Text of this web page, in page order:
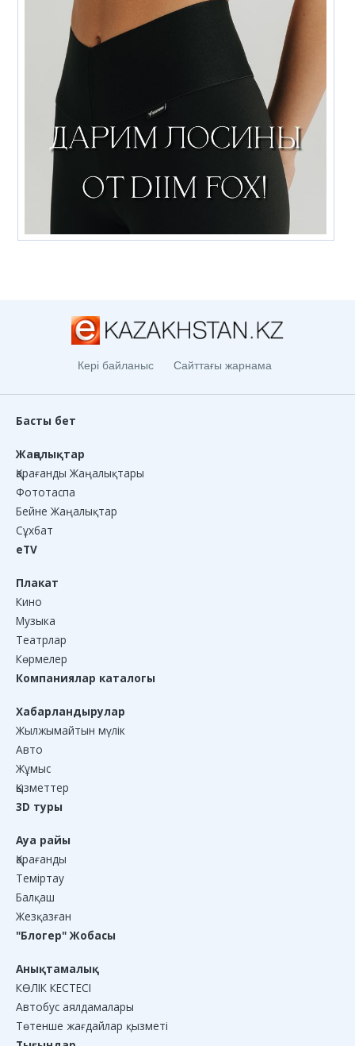
Кері байланыс Сайттағы жарнама
Басты бет
Жаңалықтар
Қарағанды Жаңалықтары
Фототаспа
Бейне Жаңалықтар
Сұхбат
eTV
Плакат
Кино
Музыка
Театрлар
Көрмелер
Компаниялар каталогы
Хабарландырулар
Жылжымайтын мүлік
Авто
Жұмыс
Қызметтер
3D туры
Ауа райы
Қарағанды
Теміртау
Балқаш
Жезқазған
"Блогер" Жобасы
Анықтамалық
КӨЛІК КЕСТЕСІ
Автобус аялдамалары
Төтенше жағдайлар қызметі